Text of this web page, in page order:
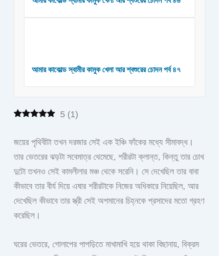
আমার কাকোল্ড স্বামীর কামুক খেলা আর শ্বশুরের চোদন পর্ব ৪৭
5 (1)
জয়ের পৃথিবীটা তখন দরজার সেই এক ইঞ্চি ফাঁকের মধ্যে সীমাবদ্ধ।
তার ভেতরের ঝড়টা সবেমাত্র থেমেছে, শরীরটা ক্লান্ত, কিন্তু তার চোখ
দুটো তখনও সেই কামলীলার মঞ্চ থেকে সরেনি। সে দেখেছিল তার বাবা
কীভাবে তার বীর্য দিয়ে এষার শরীরটাকে নিজের অধিকারে নিয়েছিল, আর
দেখেছিল কীভাবে তার স্ত্রী সেই অপমানের চিহ্নকে প্রসাদের মতো গ্রহণ
করেছিল।
ঘরের ভেতরে, গোলাপের পাপড়িতে মাখামাখি হয়ে থাকা বিছানায়, বিক্রম